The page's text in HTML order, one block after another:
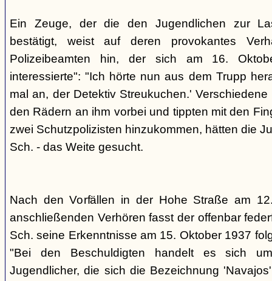
Ein Zeuge, der die den Jugendlichen zur
bestätigt, weist auf deren provokantes
Polizeibeamten hin, der sich am 16.
interessierte": "Ich hörte nun aus dem Trupp
mal an, der Detektiv Streukuchen.'
den Rädern an ihm vorbei und tippten mit den
zwei Schutzpolizisten hinzukommen, hätten die
Sch. - das Weite gesucht.
Nach den Vorfällen in der Hohe Straße am
anschließenden Verhören fasst der offenbar
Sch. seine Erkenntnisse am 15. Oktober 1937
"Bei den Beschuldigten handelt es sich
Jugendlicher, die sich die Bezeichnung